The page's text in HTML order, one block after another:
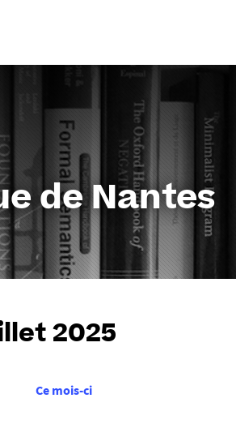
de Nantes
2025
Ce mois-ci